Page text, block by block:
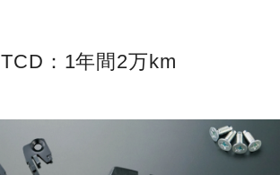
TCD：1年間2万km